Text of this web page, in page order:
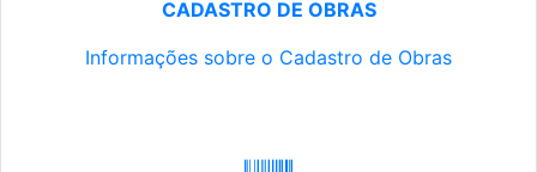
CADASTRO DE OBRAS
Informações sobre o Cadastro de Obras